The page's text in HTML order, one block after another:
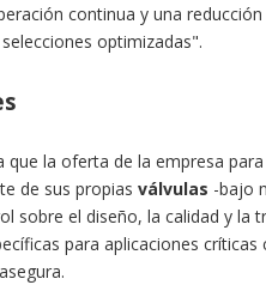
continua y una
optimizadas".
que la oferta de la empresa
de sus propias válvulas -bajo
sobre el diseño, la calidad y la
para aplicaciones